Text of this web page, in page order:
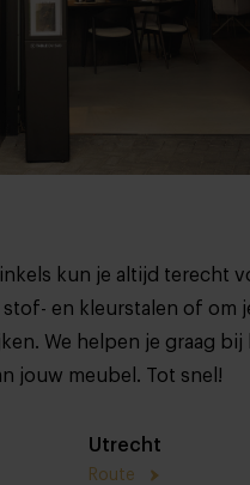
kun je altijd terecht
en kleurstalen of om
We helpen je graag bij
jouw meubel. Tot snel!
Utrecht
Route